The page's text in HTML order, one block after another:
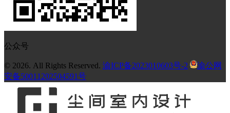
公众号
© 2026. All Rights Reserved. 渝ICP备2023010603号-2
渝公网
安备50011202504591号